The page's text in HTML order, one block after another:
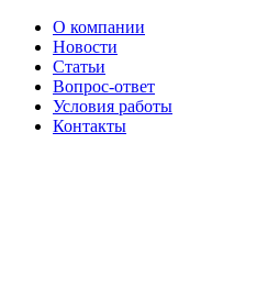
О компании
Новости
Статьи
Вопрос-ответ
Условия работы
Контакты